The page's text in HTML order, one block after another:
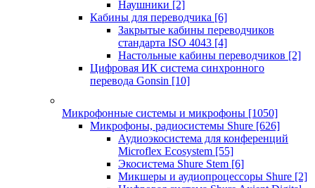
Наушники [2]
Кабины для переводчика [6]
Закрытые кабины переводчиков
стандарта ISO 4043 [4]
Настольные кабины переводчиков [2]
Цифровая ИК система синхронного
перевода Gonsin [10]
Микрофонные системы и микрофоны [1050]
Микрофоны, радиосистемы Shure [626]
Аудиоэкосистема для конференций
Microflex Ecosystem [55]
Экосистема Shure Stem [6]
Микшеры и аудиопроцессоры Shure [2]